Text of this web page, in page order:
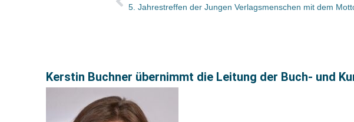
Kerstin Buchner übernimmt die Leitung der Buch- und